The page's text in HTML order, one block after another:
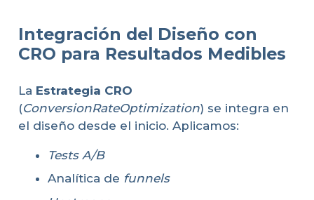
Integración del Diseño con
CRO para Resultados Medibles
La Estrategia CRO
(ConversionRateOptimization) se integra en
el diseño desde el inicio. Aplicamos:
Tests A/B
Analítica de funnels